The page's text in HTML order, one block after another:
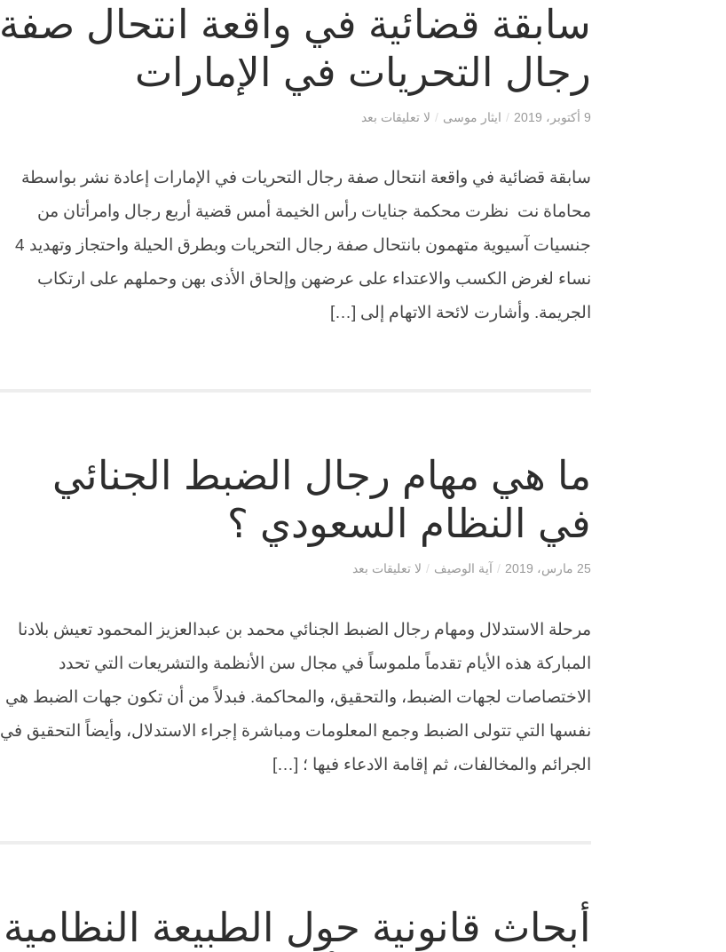
سابقة قضائية في واقعة انتحال صفة
رجال التحريات في الإمارات
9 أكتوبر، 2019 / ايثار موسى / لا تعليقات بعد
سابقة قضائية في واقعة انتحال صفة رجال التحريات في الإمارات إعادة نشر بواسطة
محاماة نت نظرت محكمة جنايات رأس الخيمة أمس قضية أربع رجال وامرأتان من
جنسيات آسيوية متهمون بانتحال صفة رجال التحريات وبطرق الحيلة واحتجاز وتهديد 4
نساء لغرض الكسب والاعتداء على عرضهن وإلحاق الأذى بهن وحملهم على ارتكاب
الجريمة. وأشارت لائحة الاتهام إلى […]
ما هي مهام رجال الضبط الجنائي
في النظام السعودي ؟
25 مارس، 2019 / آية الوصيف / لا تعليقات بعد
مرحلة الاستدلال ومهام رجال الضبط الجنائي محمد بن عبدالعزيز المحمود تعيش بلادنا
المباركة هذه الأيام تقدماً ملموساً في مجال سن الأنظمة والتشريعات التي تحدد
الاختصاصات لجهات الضبط، والتحقيق، والمحاكمة. فبدلاً من أن تكون جهات الضبط هي
نفسها التي تتولى الضبط وجمع المعلومات ومباشرة إجراء الاستدلال، وأيضاً التحقيق في
الجرائم والمخالفات، ثم إقامة الادعاء فيها ؛ […]
أبحاث قانونية حول الطبيعة النظامية